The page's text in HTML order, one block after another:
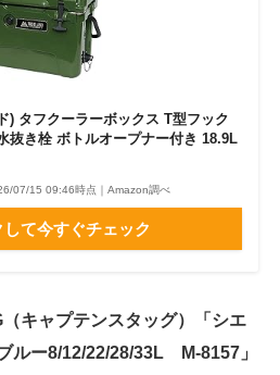
) タフクーラーボックス T型フック
抜き栓 ボトルオープナー付き 18.9L
07/15 09:46時点｜Amazon調べ
て今すぐチェック
キャプテンスタッグ）「シエ
ルー8/12/22/28/33L M-8157」